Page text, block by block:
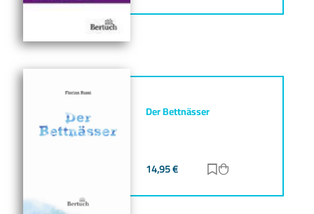
Der Bettnässer
14,95€ Zur Merkliste